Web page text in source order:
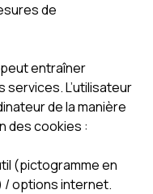
de
peut entraîner
services. L’utilisateur
de la manière
des cookies :
(pictogramme en
/ options internet.